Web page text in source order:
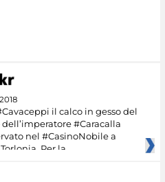
il calco in gesso del
#Caracalla
nel #CasinoNobile a
Per la